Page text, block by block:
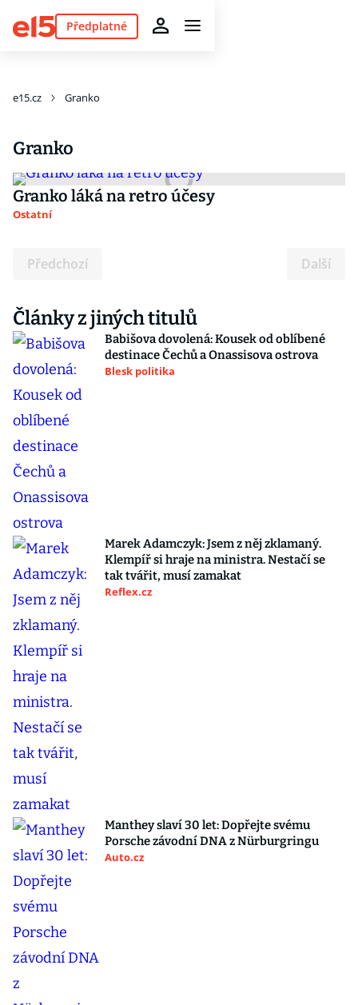
Předplatné
e15.cz Granko
Granko
Granko láká na retro účesy
Ostatní
Předchozí Další
Články z jiných titulů
Babišova dovolená: Kousek od oblíbené
destinace Čechů a Onassisova ostrova
Blesk politika
Marek Adamczyk: Jsem z něj zklamaný.
Klempíř si hraje na ministra. Nestačí se
tak tvářit, musí zamakat
Reflex.cz
Manthey slaví 30 let: Dopřejte svému
Porsche závodní DNA z Nürburgringu
Auto.cz